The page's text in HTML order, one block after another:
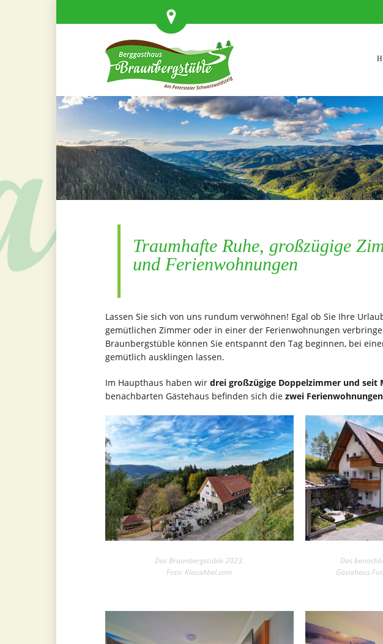
Traumhafte Ruhe, großzügige
und Ferienwohnungen
Lassen Sie sich von uns rundum verwöhnen! Egal ob Sie Ihre
gemütlichen Zimmer oder in einer der Ferienwohnungen
Braunbergstüble können Sie entspannt den Tag beginnen, bei
gemütlich ausklingen lassen.
Im Haupthaus haben wir drei großzügige Doppelzimmer und seit
benachbarten Gästehaus befinden sich die zwei Ferienwohnungen
Das Braunbergstüble 2023.
Foto: KlausAbel.com
Das
Gästehaus